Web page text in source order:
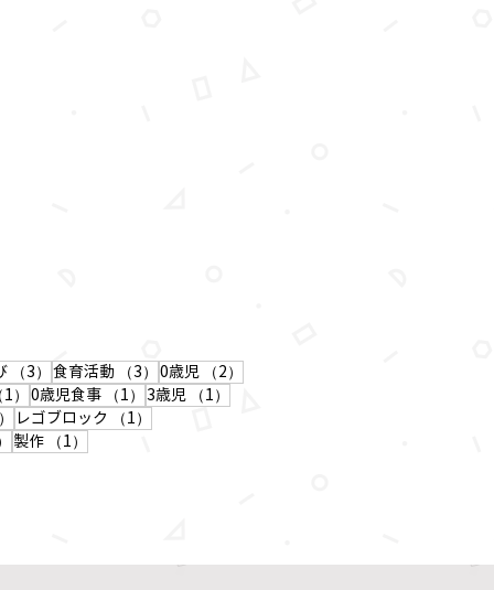
事（3） 3件の記事
食育活動 （3） 3件の記事
0歳児 （2）
）
1件の記事
0歳児食事 （1） 1件の記事
3歳児 （1）
1件の記事
レゴブロック （1）
1件の記事
製作 （1）